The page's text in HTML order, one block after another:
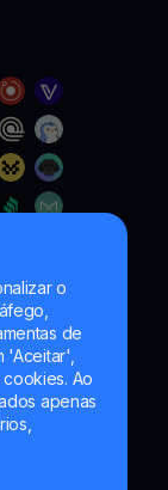
o
de
'Aceitar',
Ao
apenas